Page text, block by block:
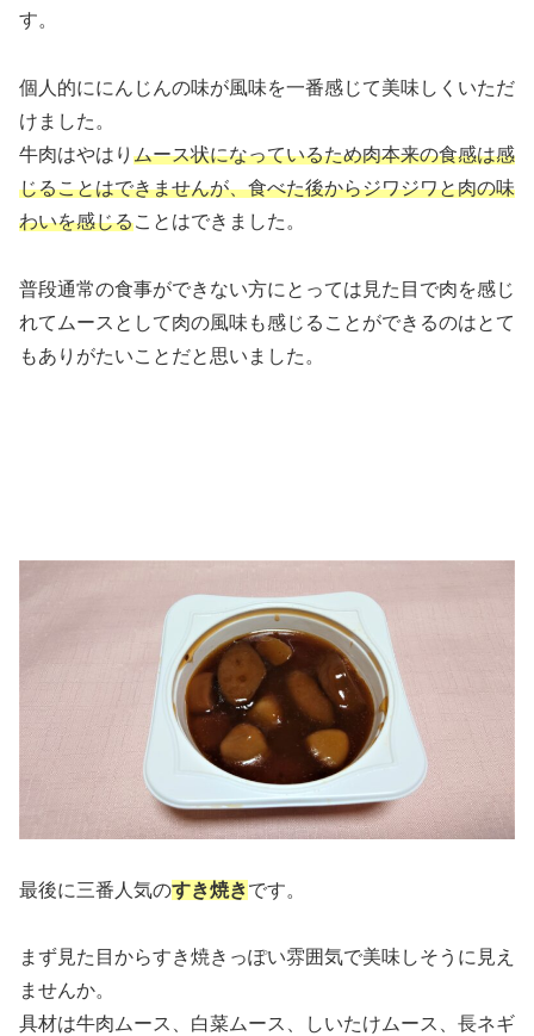
す。
個人的ににんじんの味が風味を一番感じて美味しくいただ
けました。
牛肉はやはり ムース状になっているため肉本来の食感は感
じることはできませんが、食べた後からジワジワと肉の味
わいを感じることはできました。
普段通常の食事ができない方にとっては見た目で肉を感じ
れてムースとして肉の風味も感じることができるのはとて
もありがたいことだと思いました。
最後に三番人気のすき焼きです。
まず見た目からすき焼きっぽい雰囲気で美味しそうに見え
ませんか。
具材は牛肉ムース、白菜ムース、しいたけムース、長ネギ